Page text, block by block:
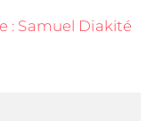
: Samuel Diakité